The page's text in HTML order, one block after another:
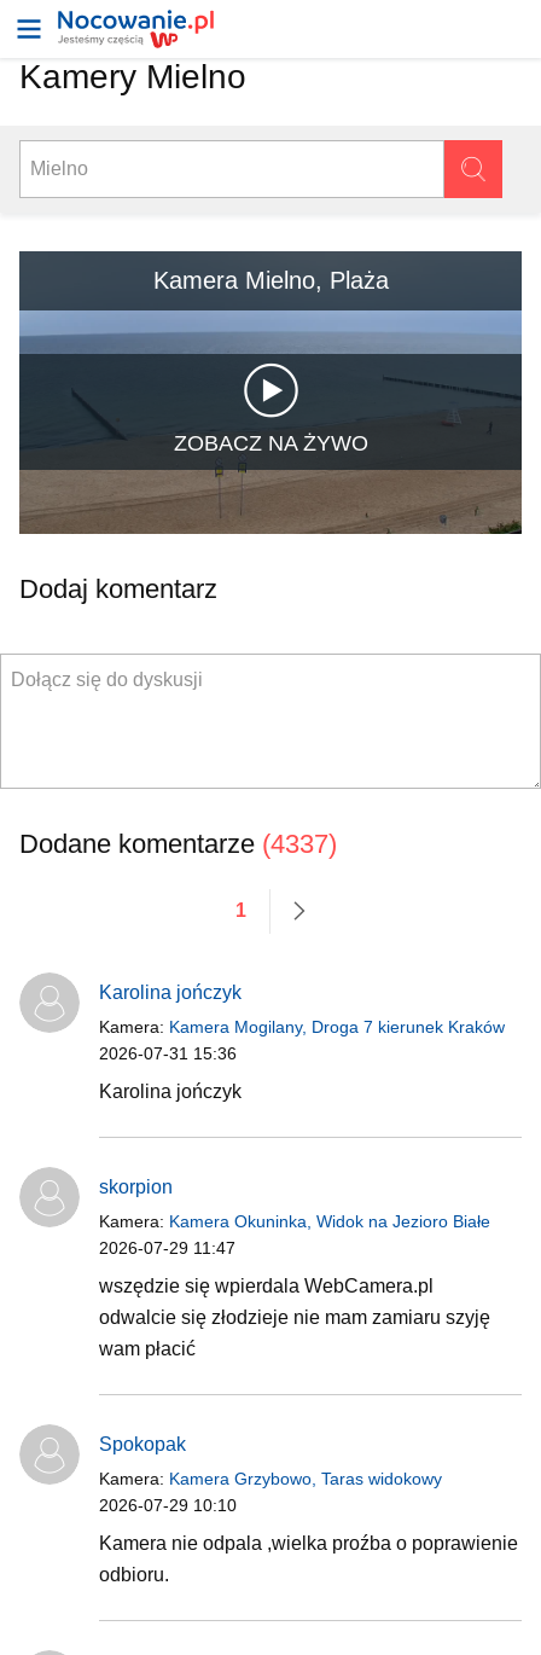
Kamery Mielno
Kamera Mielno, Plaża
ZOBACZ NA ŻYWO
Dodaj komentarz
Dodane komentarze (4337)
1
Karolina jończyk
Kamera: Kamera Mogilany, Droga 7 kierunek Kraków
2026-07-31 15:36
Karolina jończyk
skorpion
Kamera: Kamera Okuninka, Widok na Jezioro Białe
2026-07-29 11:47
wszędzie się wpierdala WebCamera.pl
odwalcie się złodzieje nie mam zamiaru szyję
wam płacić
Spokopak
Kamera: Kamera Grzybowo, Taras widokowy
2026-07-29 10:10
Kamera nie odpala ,wielka proźba o poprawienie
odbioru.